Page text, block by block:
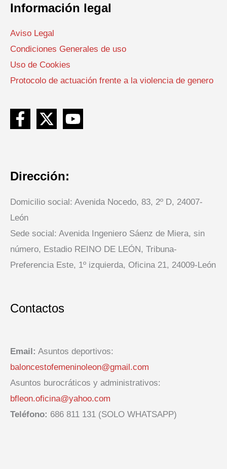
Información legal
Aviso Legal
Condiciones Generales de uso
Uso de Cookies
Protocolo de actuación frente a la violencia de genero
Dirección:
Domicilio social: Avenida Nocedo, 83, 2º D, 24007-
León
Sede social: Avenida Ingeniero Sáenz de Miera, sin
número, Estadio REINO DE LEÓN, Tribuna-
Preferencia Este, 1º izquierda, Oficina 21, 24009-León
Contactos
Email: Asuntos deportivos:
baloncestofemeninoleon@gmail.com
Asuntos burocráticos y administrativos:
bfleon.oficina@yahoo.com
Teléfono: 686 811 131 (SOLO WHATSAPP)